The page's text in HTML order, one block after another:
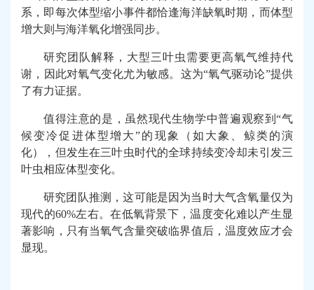
系，即每次体型缩小事件都恰逢海洋缺氧时期，而体型
增大则与海洋氧化增强同步。
研究团队解释，大型三叶虫需要更高氧气维持代
谢，因此对氧气变化尤为敏感。这为“氧气驱动论”提供
了有力证据。
值得注意的是，虽然现代生物学中普遍观察到“气
候变冷促进体型增大”的现象（如大象、鲸类的演
化），但发生在三叶虫时代的全球持续变冷却未引发三
叶虫相应体型变化。
研究团队推测，这可能是因为当时大气含氧量仅为
现代的60%左右。在低氧背景下，温度变化难以产生显
著影响，只有当氧气含量突破临界值后，温度效应才会
显现。